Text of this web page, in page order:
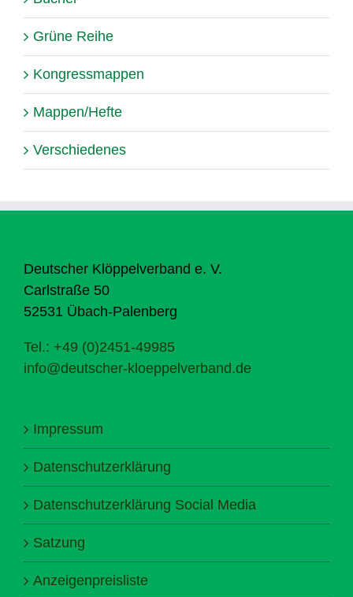
Grüne Reihe
Kongressmappen
Mappen/Hefte
Verschiedenes
Deutscher Klöppelverband e. V.
Carlstraße 50
52531 Übach-Palenberg
Tel.: +49 (0)2451-49985
info@deutscher-kloeppelverband.de
Impressum
Datenschutzerklärung
Datenschutzerklärung Social Media
Satzung
Anzeigenpreisliste